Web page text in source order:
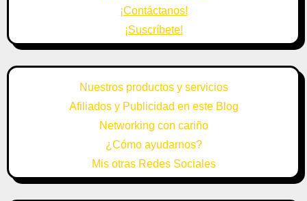
¡Contáctanos!
¡Suscríbete!
Nuestros productos y servicios
Afiliados y Publicidad en este Blog
Networking con cariño
¿Cómo ayudarnos?
Mis otras Redes Sociales